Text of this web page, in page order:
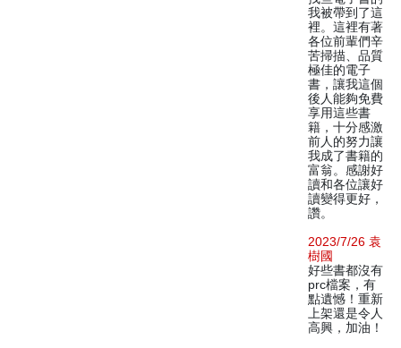
我被帶到了這
裡。這裡有著
各位前輩們辛
苦掃描、品質
極佳的電子
書，讓我這個
後人能夠免費
享用這些書
籍，十分感激
前人的努力讓
我成了書籍的
富翁。感謝好
讀和各位讓好
讀變得更好，
讚。
2023/7/26 袁
樹國
好些書都沒有
prc檔案，有
點遺憾！重新
上架還是令人
高興，加油！